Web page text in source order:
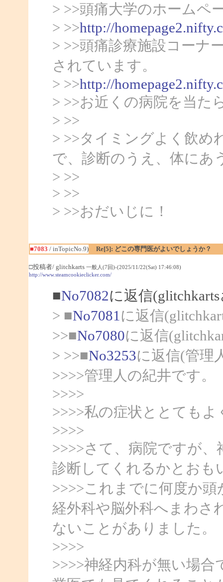
> >>頭痛大学のホームペ
> >>http://
> >>頭痛診療施設コーナ
されています。
> >>http://
> >>お近くの病院を当た
> >>
> >>タイミングよく飲め
で、診断のうえ、体にあ
> >>
> >>
> >>おだいじに！
■7083 / inTopicNo.9) Re[5]: どこの専門医がよいでしょうか？
□投稿者/ glitchkarts 一般人(7回)-(2025/11/22(Sat) 17:46:08)
http://www.steamcookieclicker.com/
■No7082に返信
> ■No7081 に返信
>>■No7080に返信
> >>■No3253に返信(管理
>>>>管理人の紀井です。
>>>>
>>>>私の症状ととても
>>>>
>>>>さて、病院ですが
診断してくれるかとおも
>>>>これまでに何度か
経外科や脳外科へまわさ
ないことがありました。
>>>>
>>>>神経内科が無い場